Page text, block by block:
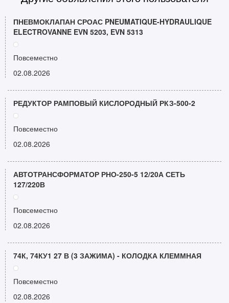
ПНЕВМОКЛАПАН СРОАС PNEUMATIQUE-HYDRAULIQUE
ELECTROVANNE EVN 5203, EVN 5313
Повсеместно
02.08.2026
РЕДУКТОР РАМПОВЫЙ КИСЛОРОДНЫЙ РКЗ-500-2
Повсеместно
02.08.2026
АВТОТРАНСФОРМАТОР РНО-250-5 12/20А СЕТЬ
127/220В
Повсеместно
02.08.2026
74К, 74КУ1 27 В (3 ЗАЖИМА) - КОЛОДКА КЛЕММНАЯ
Повсеместно
02.08.2026